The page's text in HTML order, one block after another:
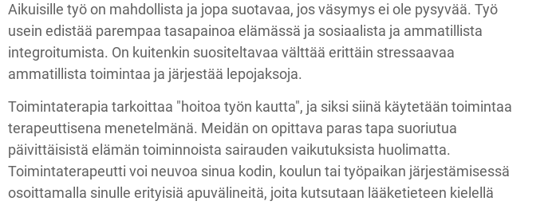
Aikuisille työ on mahdollista ja jopa suotavaa, jos väsymys ei ole pysyvää. Työ
usein edistää parempaa tasapainoa elämässä ja sosiaalista ja ammatillista
integroitumista. On kuitenkin suositeltavaa välttää erittäin stressaavaa
ammatillista toimintaa ja järjestää lepojaksoja.
Toimintaterapia tarkoittaa "hoitoa työn kautta", ja siksi siinä käytetään toimintaa
terapeuttisena menetelmänä. Meidän on opittava paras tapa suoriutua
päivittäisistä elämän toiminnoista sairauden vaikutuksista huolimatta.
Toimintaterapeutti voi neuvoa sinua kodin, koulun tai työpaikan järjestämisessä
osoittamalla sinulle erityisiä apuvälineitä, joita kutsutaan lääketieteen kielellä